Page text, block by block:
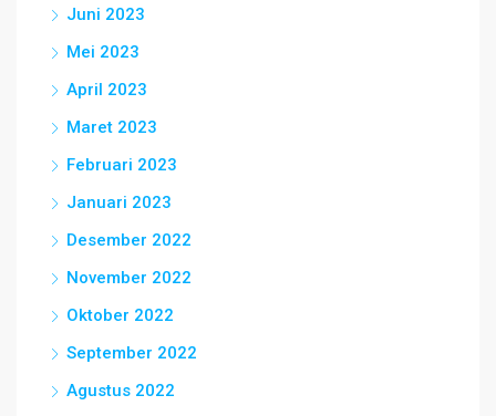
Juni 2023
Mei 2023
April 2023
Maret 2023
Februari 2023
Januari 2023
Desember 2022
November 2022
Oktober 2022
September 2022
Agustus 2022